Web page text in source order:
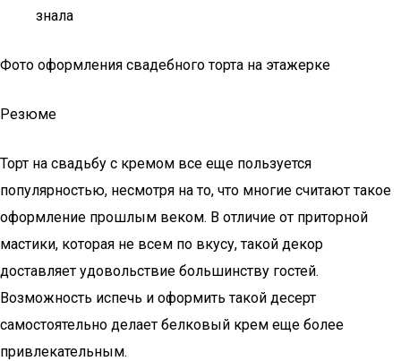
знала
Фото оформления свадебного торта на этажерке
Резюме
Торт на свадьбу с кремом все еще пользуется
популярностью, несмотря на то, что многие считают такое
оформление прошлым веком. В отличие от приторной
мастики, которая не всем по вкусу, такой декор
доставляет удовольствие большинству гостей.
Возможность испечь и оформить такой десерт
самостоятельно делает белковый крем еще более
привлекательным.